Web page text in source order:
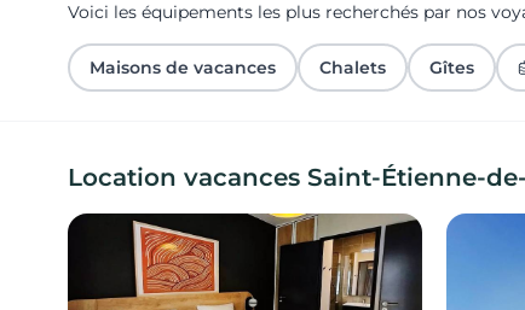
Voici les équipements les plus recherchés par nos
Maisons de vacances Chalets Gîtes
Location vacances Saint-Étienne-